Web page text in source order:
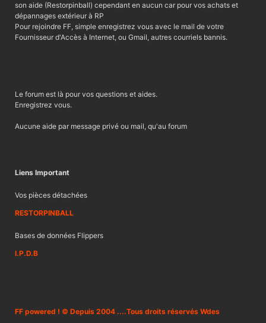
son aide (Restorpinball) cependant en aucun car pour vos achats et
dépannages extérieur à RP
Pour rejoindre FF, simple enregistrez vous avec le mail de votre
Fournisseur d'Accès à Internet, ou Gmail, autres courriels bannis.
Le forum est là pour vos questions et aides.
Enregistrez vous.
Aucune aide par message privé ou mail, qu'au forum
Liens Important
Vos pièces détachées
RESTORPINBALL
Bases de données Flippers
I.P.D.B
FF powered ! © Depuis 2004 ....Tous droits réservés Wdes